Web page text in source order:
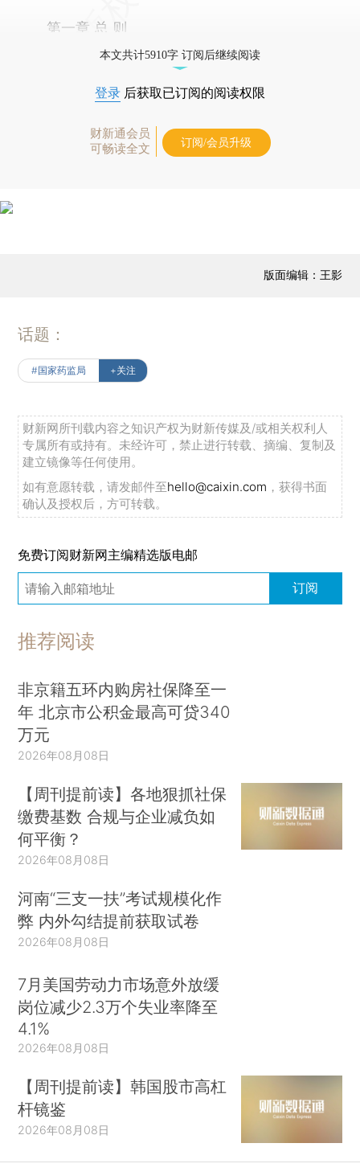
第一章 总 则
本文共计5910字 订阅后继续阅读
登录 后获取已订阅的阅读权限
财新通会员
可畅读全文
订阅/会员升级
版面编辑：王影
话题：
#国家药监局 +关注
财新网所刊载内容之知识产权为财新传媒及/或相关权利人
专属所有或持有。未经许可，禁止进行转载、摘编、复制及
建立镜像等任何使用。
如有意愿转载，请发邮件至hello@caixin.com ，获得书面
确认及授权后，方可转载。
免费订阅财新网主编精选版电邮
订阅
推荐阅读
非京籍五环内购房社保降至一
年 北京市公积金最高可贷340
万元
2026年08月08日
【周刊提前读】各地狠抓社保
缴费基数 合规与企业减负如
何平衡？
2026年08月08日
河南“三支一扶”考试规模化作
弊 内外勾结提前获取试卷
2026年08月08日
7月美国劳动力市场意外放缓
岗位减少2.3万个失业率降至
4.1%
2026年08月08日
【周刊提前读】韩国股市高杠
杆镜鉴
2026年08月08日